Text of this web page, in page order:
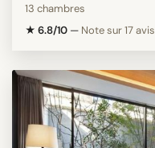
13 chambres
★ 6.8/10 — Note sur 17 avis